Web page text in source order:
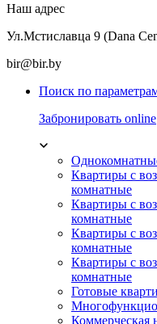
Наш адрес
Ул.Мстиславца 9 (Dana
bir@bir.by
Поиск по
Забронировать online
Квартиры с
комнатные
Квартиры с
комнатные
Квартиры с
комнатные
Квартиры с
комнатные
Готовые
Коммерческая